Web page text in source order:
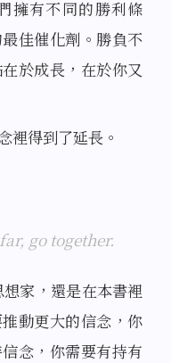
擁有不同的勝利條
佳催化劑。勝負不
於成長，在於你又
裡得到了延長。
go together.
家，還是在本書裡
動更大的信念，你
念，你需要有持有